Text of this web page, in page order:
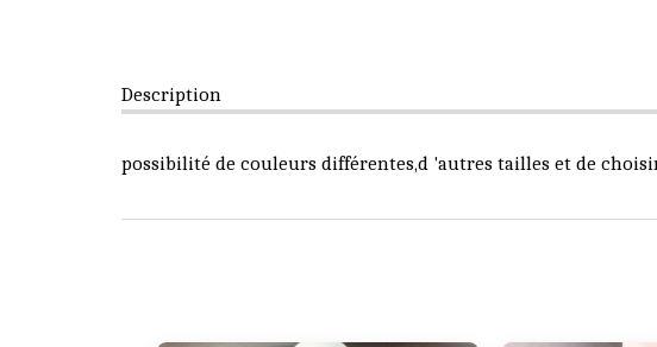
Description
possibilité de couleurs différentes,d 'autres tailles et de